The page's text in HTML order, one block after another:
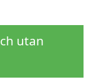
utan